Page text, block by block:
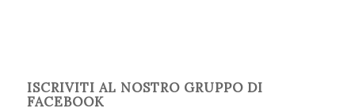
ISCRIVITI AL NOSTRO GRUPPO DI
FACEBOOK